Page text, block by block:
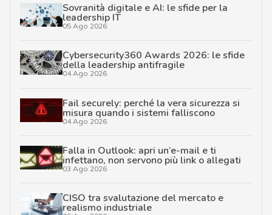
Sovranità digitale e AI: le sfide per la
leadership IT
05 Ago 2026
Cybersecurity360 Awards 2026: le sfide
della leadership antifragile
04 Ago 2026
Fail securely: perché la vera sicurezza si
misura quando i sistemi falliscono
04 Ago 2026
Falla in Outlook: apri un’e-mail e ti
infettano, non servono più link o allegati
03 Ago 2026
CISO tra svalutazione del mercato e
realismo industriale